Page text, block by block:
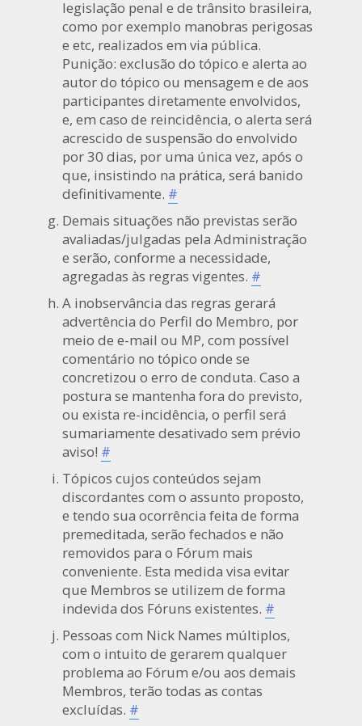
legislação penal e de trânsito brasileira,
como por exemplo manobras perigosas
e etc, realizados em via pública.
Punição: exclusão do tópico e alerta ao
autor do tópico ou mensagem e de aos
participantes diretamente envolvidos,
e, em caso de reincidência, o alerta será
acrescido de suspensão do envolvido
por 30 dias, por uma única vez, após o
que, insistindo na prática, será banido
definitivamente. #
Demais situações não previstas serão
avaliadas/julgadas pela Administração
e serão, conforme a necessidade,
agregadas às regras vigentes. #
A inobservância das regras gerará
advertência do Perfil do Membro, por
meio de e-mail ou MP, com possível
comentário no tópico onde se
concretizou o erro de conduta. Caso a
postura se mantenha fora do previsto,
ou exista re-incidência, o perfil será
sumariamente desativado sem prévio
aviso! #
Tópicos cujos conteúdos sejam
discordantes com o assunto proposto,
e tendo sua ocorrência feita de forma
premeditada, serão fechados e não
removidos para o Fórum mais
conveniente. Esta medida visa evitar
que Membros se utilizem de forma
indevida dos Fóruns existentes. #
Pessoas com Nick Names múltiplos,
com o intuito de gerarem qualquer
problema ao Fórum e/ou aos demais
Membros, terão todas as contas
excluídas. #